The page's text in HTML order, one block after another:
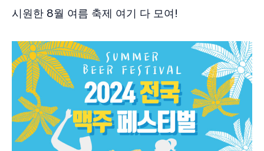
시원한 8월 여름 축제 여기 다 모여!